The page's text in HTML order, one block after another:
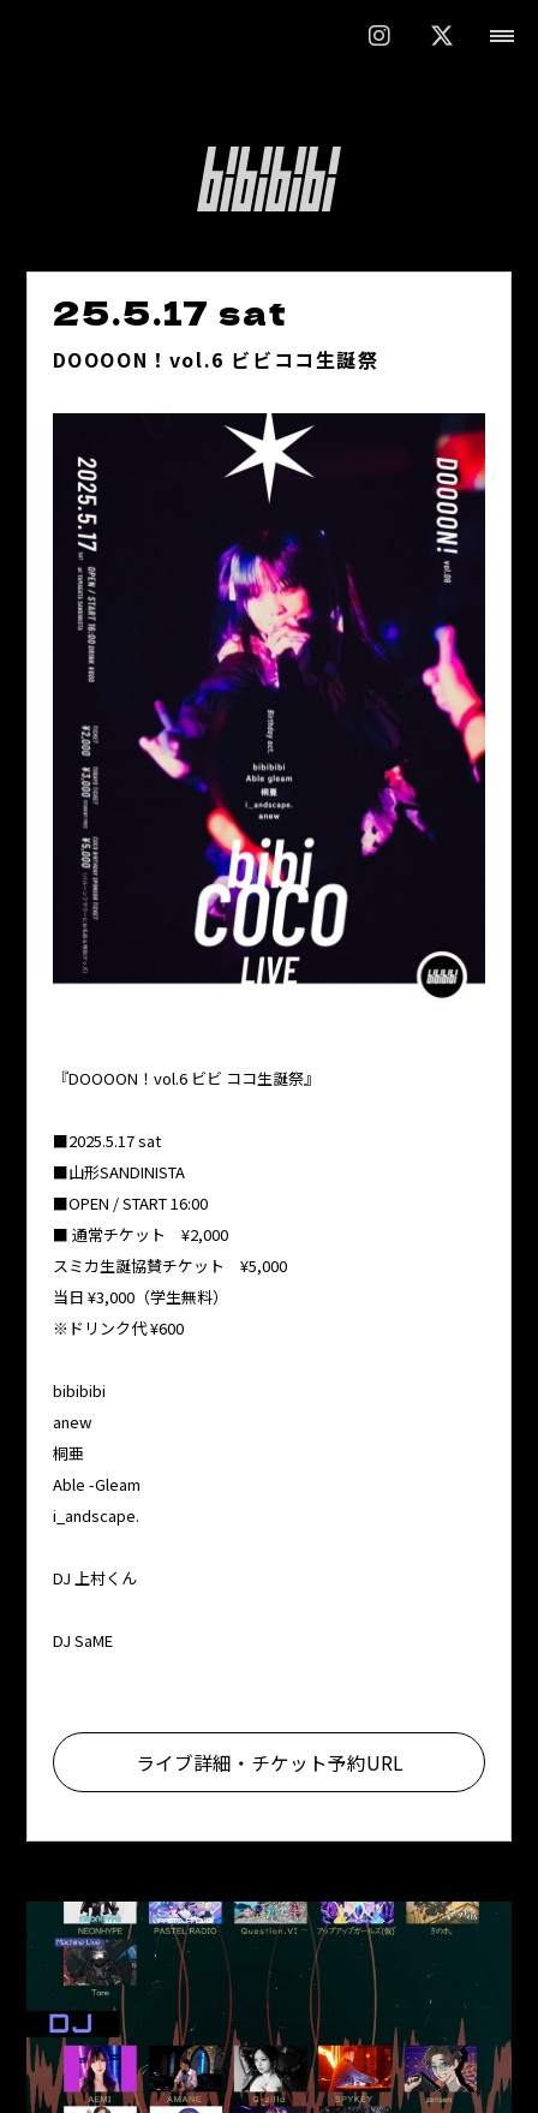
25.5.17 sat
DOOOON！vol.6 ビビココ生誕祭
『DOOOON！vol.6 ビビ ココ生誕祭』
■2025.5.17 sat
■山形SANDINISTA
■OPEN / START 16:00
■ 通常チケット ¥2,000
スミカ生誕協賛チケット ¥5,000
当日 ¥3,000（学生無料）
※ドリンク代 ¥600
bibibibi
anew
桐亜
Able -Gleam
i_andscape.
DJ 上村くん
DJ SaME
ライブ詳細・チケット予約URL